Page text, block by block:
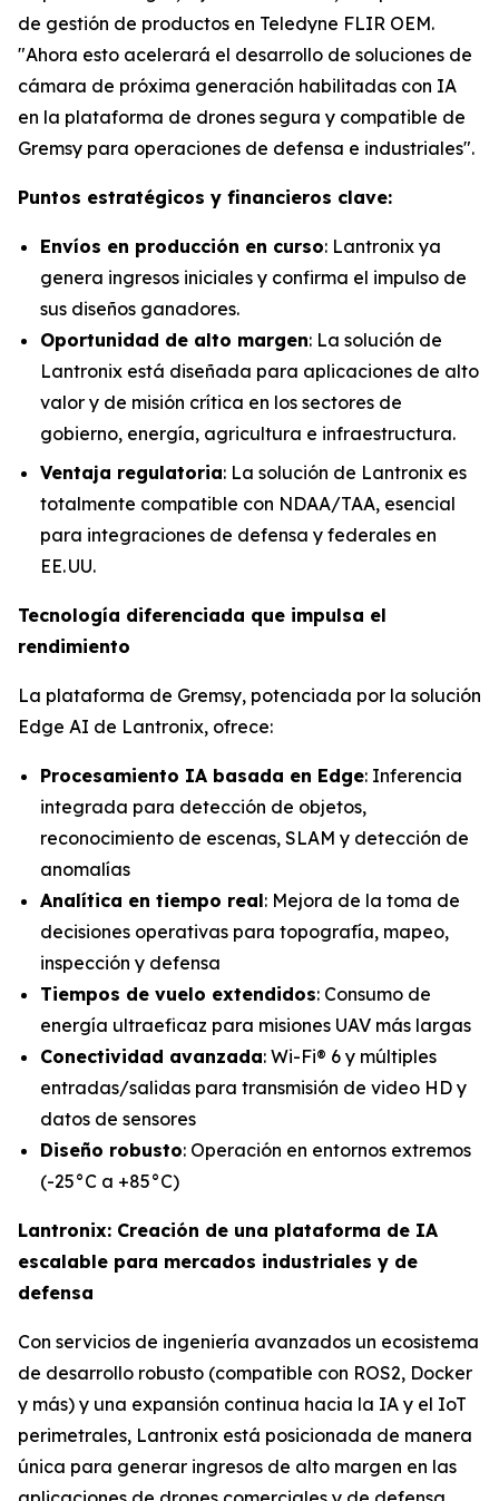
de gestión de productos en Teledyne FLIR OEM.
"Ahora esto acelerará el desarrollo de soluciones de
cámara de próxima generación habilitadas con IA
en la plataforma de drones segura y compatible de
Gremsy para operaciones de defensa e industriales".
Puntos estratégicos y financieros clave:
Envíos en producción en curso: Lantronix ya
genera ingresos iniciales y confirma el impulso de
sus diseños ganadores.
Oportunidad de alto margen: La solución de
Lantronix está diseñada para aplicaciones de alto
valor y de misión crítica en los sectores de
gobierno, energía, agricultura e infraestructura.
Ventaja regulatoria: La solución de Lantronix es
totalmente compatible con NDAA/TAA, esencial
para integraciones de defensa y federales en
EE. UU.
Tecnología diferenciada que impulsa el
rendimiento
La plataforma de Gremsy, potenciada por la solución
Edge AI de Lantronix, ofrece:
Procesamiento IA basada en Edge: Inferencia
integrada para detección de objetos,
reconocimiento de escenas, SLAM y detección de
anomalías
Analítica en tiempo real: Mejora de la toma de
decisiones operativas para topografía, mapeo,
inspección y defensa
Tiempos de vuelo extendidos: Consumo de
energía ultraeficaz para misiones UAV más largas
Conectividad avanzada: Wi-Fi® 6 y múltiples
entradas/salidas para transmisión de video HD y
datos de sensores
Diseño robusto: Operación en entornos extremos
(-25°C a +85°C)
Lantronix: Creación de una plataforma de IA
escalable para mercados industriales y de
defensa
Con servicios de ingeniería avanzados un ecosistema
de desarrollo robusto (compatible con ROS2, Docker
y más) y una expansión continua hacia la IA y el IoT
perimetrales, Lantronix está posicionada de manera
única para generar ingresos de alto margen en las